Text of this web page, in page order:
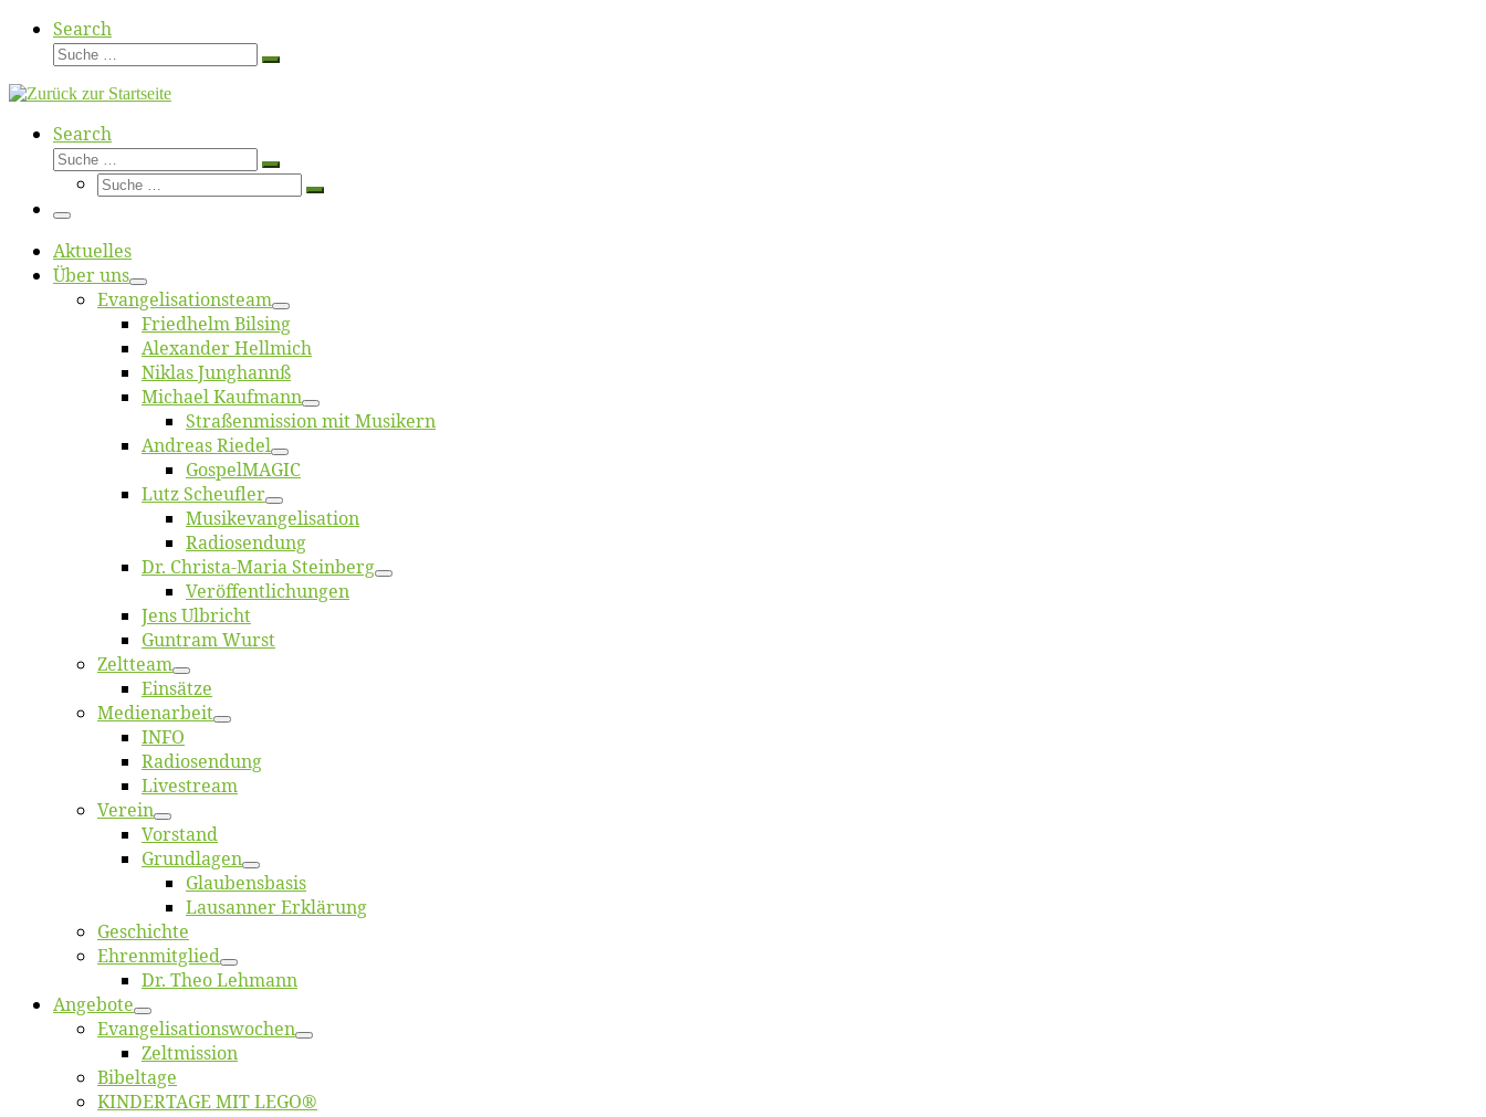
Search
Suche
Suche
Search
Suche
Suche
Suche
Suche
Menü
Ak­tu­el­les
Über uns
Evangelisa­tions­team
Fried­helm Bilsing
Alex­an­der Hellmich
Ni­klas Junghannß
Mi­cha­el Kaufmann
Straßenmis­sion mit Musikern
An­dre­as Riedel
Gos­pel­MA­GIC
Lutz Scheuf­ler
Musikevan­ge­li­sa­tion
Ra­dio­sen­dung
Dr. Chris­­ta-Ma­ria Steinberg
Ver­öf­fent­li­chun­gen
Jens Ulb­richt
Gun­tram Wurst
Zelt­team
Ein­sät­ze
Me­di­en­ar­beit
INFO
Ra­dio­sen­dung
Live­stream
Ver­ein
Vor­stand
Grund­la­gen
Glaubens­ba­sis
Lausan­ner Erklärung
Ge­schich­te
Eh­ren­mit­glied
Dr. Theo Lehmann
An­ge­bo­te
Evangelisa­tions­wo­chen
Zelt­mis­si­on
Bi­bel­ta­ge
KINDERTAGE MIT LEGO®